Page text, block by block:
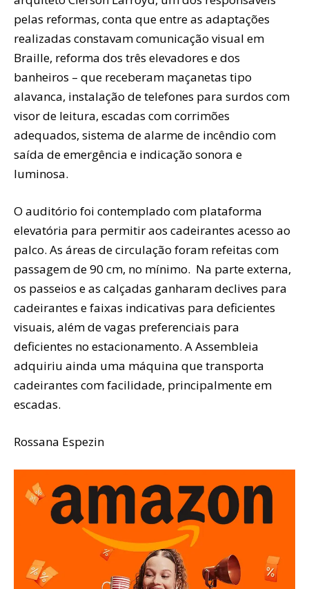
pelas reformas, conta que entre as adaptações
realizadas constavam comunicação visual em
Braille, reforma dos três elevadores e dos
banheiros – que receberam maçanetas tipo
alavanca, instalação de telefones para surdos com
visor de leitura, escadas com corrimões
adequados, sistema de alarme de incêndio com
saída de emergência e indicação sonora e
luminosa.
O auditório foi contemplado com plataforma
elevatória para permitir aos cadeirantes acesso ao
palco. As áreas de circulação foram refeitas com
passagem de 90 cm, no mínimo. Na parte externa,
os passeios e as calçadas ganharam declives para
cadeirantes e faixas indicativas para deficientes
visuais, além de vagas preferenciais para
deficientes no estacionamento. A Assembleia
adquiriu ainda uma máquina que transporta
cadeirantes com facilidade, principalmente em
escadas.
Rossana Espezin